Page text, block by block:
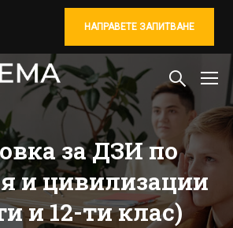
НАПРАВЕТЕ ЗАПИТВАНЕ
за ДЗИ по
и цивилизации
и 12-ти клас)